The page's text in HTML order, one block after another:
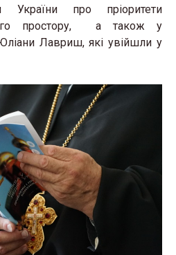
України про пріоритети
простору, а також у
Лавриш, які увійшли у